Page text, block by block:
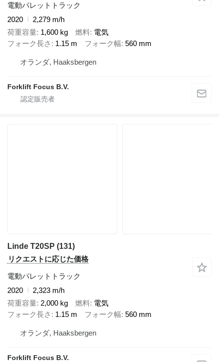
電動パレットトラック
2020
2,279 m/h
荷重容量 1,600 kg 燃料 電気
フォーク長さ
1.15 m フォーク幅 560 mm
オランダ, Haaksbergen
Forklift Focus B.V.
Linde T20SP (131)
リクエストに応じた価格
電動パレットトラック
2020
2,323 m/h
荷重容量 2,000 kg 燃料 電気
フォーク長さ
1.15 m フォーク幅 560 mm
オランダ, Haaksbergen
Forklift Focus B.V.